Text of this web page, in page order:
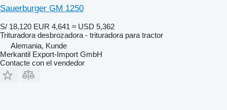
Sauerburger GM 1250
S/ 18,120 EUR 4,641 ≈ USD 5,362
Trituradora desbrozadora - trituradora para tractor
Alemania, Kunde
Merkantil Export-Import GmbH
Contacte con el vendedor